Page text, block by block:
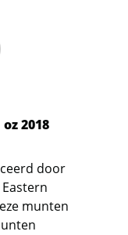
2018
door
munten